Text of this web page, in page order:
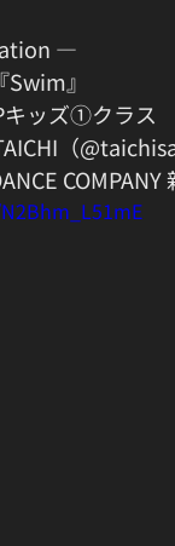
—
』
キッズ①クラス
（